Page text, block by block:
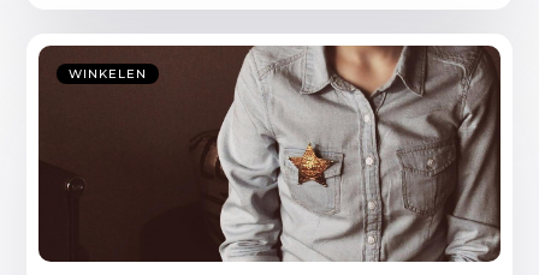
WINKELEN